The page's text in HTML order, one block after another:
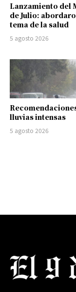
Lanzamiento del
de Julio:
tema de la salud
5 agosto 2026
lluvias intensas
5 agosto 2026